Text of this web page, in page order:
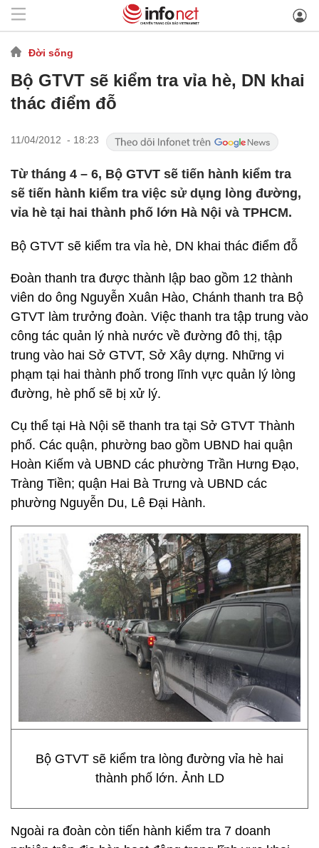
Đời sống
Bộ GTVT sẽ kiểm tra vỉa hè, DN khai
thác điểm đỗ
11/04/2012 - 18:23
Từ tháng 4 – 6, Bộ GTVT sẽ tiến hành kiểm tra
sẽ tiến hành kiểm tra việc sử dụng lòng đường,
vỉa hè tại hai thành phố lớn Hà Nội và TPHCM.
Bộ GTVT sẽ kiểm tra vỉa hè, DN khai thác điểm đỗ
Đoàn thanh tra được thành lập bao gồm 12 thành
viên do ông Nguyễn Xuân Hào, Chánh thanh tra Bộ
GTVT làm trưởng đoàn. Việc thanh tra tập trung vào
công tác quản lý nhà nước về đường đô thị, tập
trung vào hai Sở GTVT, Sở Xây dựng. Những vi
phạm tại hai thành phố trong lĩnh vực quản lý lòng
đường, hè phố sẽ bị xử lý.
Cụ thể tại Hà Nội sẽ thanh tra tại Sở GTVT Thành
phố. Các quận, phường bao gồm UBND hai quận
Hoàn Kiếm và UBND các phường Trần Hưng Đạo,
Tràng Tiền; quận Hai Bà Trưng và UBND các
phường Nguyễn Du, Lê Đại Hành.
Bộ GTVT sẽ kiểm tra lòng đường vỉa hè hai
thành phố lớn. Ảnh LD
Ngoài ra đoàn còn tiến hành kiểm tra 7 doanh